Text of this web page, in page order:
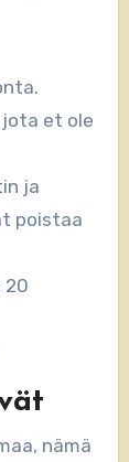
jota et ole
ja
poistaa
20
nämä